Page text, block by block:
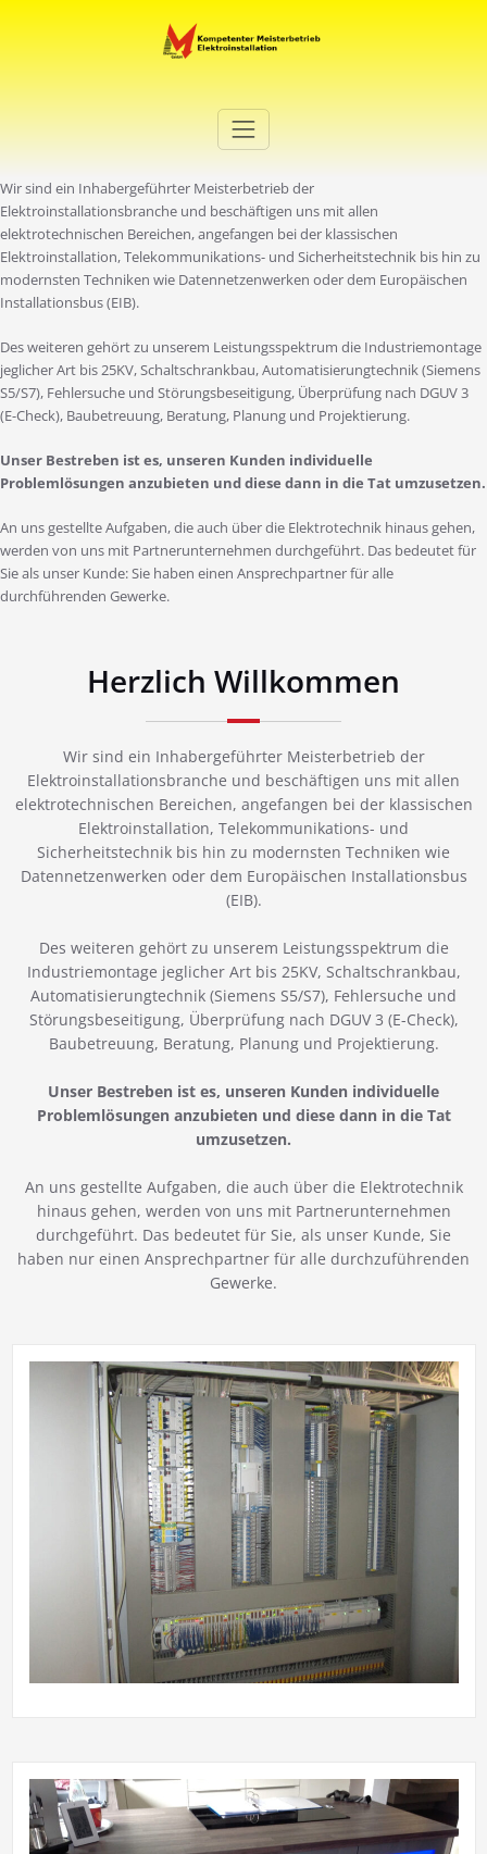
Elektro Martini
Wir sind ein Inhabergeführter Meisterbetrieb der
Elektroinstallationsbranche und beschäftigen uns mit allen
elektrotechnischen Bereichen, angefangen bei der klassischen
Elektroinstallation, Telekommunikations- und Sicherheitstechnik bis hin zu
modernsten Techniken wie Datennetzenwerken oder dem Europäischen
Installationsbus (EIB).
Des weiteren gehört zu unserem Leistungsspektrum die Industriemontage
jeglicher Art bis 25KV, Schaltschrankbau, Automatisierungtechnik (Siemens
S5/S7), Fehlersuche und Störungsbeseitigung, Überprüfung nach DGUV 3
(E-Check), Baubetreuung, Beratung, Planung und Projektierung.
Unser Bestreben ist es, unseren Kunden individuelle
Problemlösungen anzubieten und diese dann in die Tat umzusetzen.
An uns gestellte Aufgaben, die auch über die Elektrotechnik hinaus gehen,
werden von uns mit Partnerunternehmen durchgeführt. Das bedeutet für
Sie als unser Kunde: Sie haben einen Ansprechpartner für alle
durchführenden Gewerke.
Herzlich Willkommen
Wir sind ein Inhabergeführter Meisterbetrieb der
Elektroinstallationsbranche und beschäftigen uns mit allen
elektrotechnischen Bereichen, angefangen bei der klassischen
Elektroinstallation, Telekommunikations- und
Sicherheitstechnik bis hin zu modernsten Techniken wie
Datennetzenwerken oder dem Europäischen Installationsbus
(EIB).
Des weiteren gehört zu unserem Leistungsspektrum die
Industriemontage jeglicher Art bis 25KV, Schaltschrankbau,
Automatisierungtechnik (Siemens S5/S7), Fehlersuche und
Störungsbeseitigung, Überprüfung nach DGUV 3 (E-Check),
Baubetreuung, Beratung, Planung und Projektierung.
Unser Bestreben ist es, unseren Kunden individuelle
Problemlösungen anzubieten und diese dann in die Tat
umzusetzen.
An uns gestellte Aufgaben, die auch über die Elektrotechnik
hinaus gehen, werden von uns mit Partnerunternehmen
durchgeführt. Das bedeutet für Sie, als unser Kunde, Sie
haben nur einen Ansprechpartner für alle durchzuführenden
Gewerke.